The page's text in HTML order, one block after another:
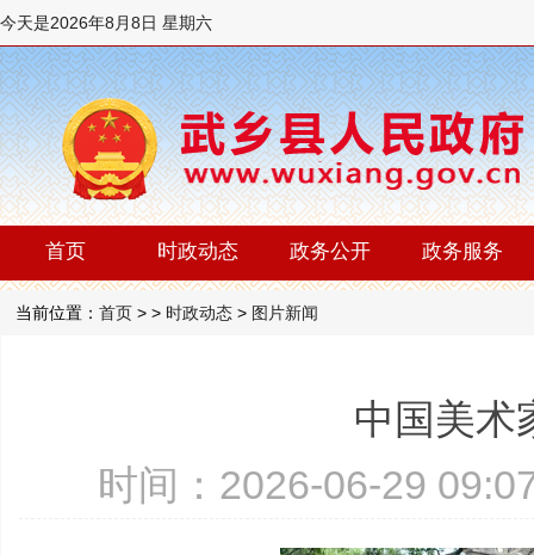
今天是2026年8月8日 星期六
首页 时政动态 政务公开 政务服务
当前位置： 首页 > > 时政动态 > 图片新闻
中国美术
时间：2026-06-29